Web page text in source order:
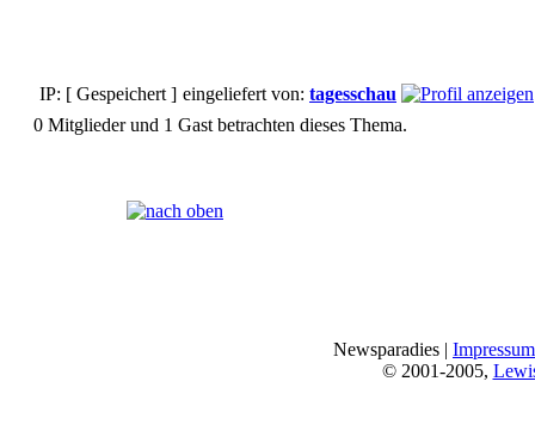
IP: [ Gespeichert ] eingeliefert von: tagesschau
0 Mitglieder und 1 Gast betrachten dieses Thema.
Newsparadies | Impressum
© 2001-2005,